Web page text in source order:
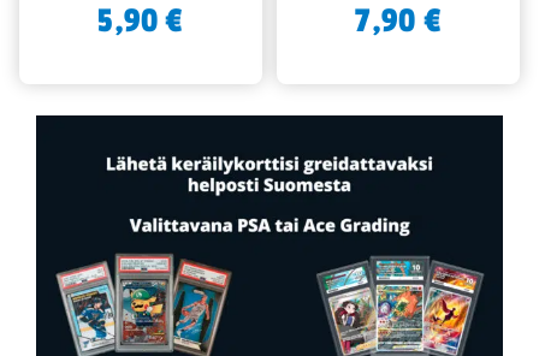
5,90€ 7,90 €